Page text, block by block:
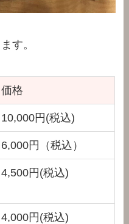
す。
価格
10,000円(税込)
6,000円（税込）
4,500円(税込)
4,000円(税込)